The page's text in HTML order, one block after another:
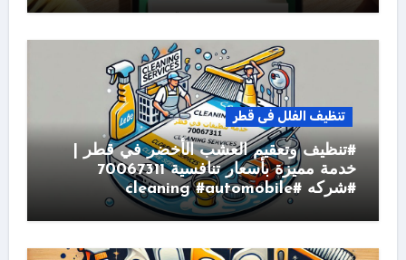
تنظيف الفلل فى قطر
#تنظيف وتعقيم العشب الأخضر في قطر |
خدمة مميزة بأسعار تنافسية 70067311
#شركه #cleaning #automobile